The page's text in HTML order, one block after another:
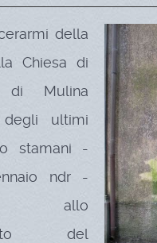
della
Chiesa di
di Mulina
degli ultimi
stamani -
ndr -
allo
del